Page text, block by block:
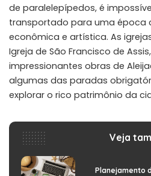
de paralelepípedos, é
transportado para uma época
econômica e artística. As
Igreja de São Francisco de
impressionantes obras de
algumas das paradas
explorar o rico patrimônio da
Veja
Planejamento